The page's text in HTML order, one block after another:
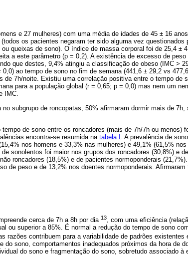
e 27 mulheres) com uma média de idades de 45 ± 16
os pacientes negaram ter sido alguma vez questionados
queixas de sono). O índice de massa corporal foi de 25,4 ±
a este parâmetro (p = 0,2). A existência de excesso de
que destes, 9,4% atingiu a classificação de obeso (IMC >
ao tempo de sono no fim de semana (441,6 ± 29,2 vs
de 7h/noite. Existiu uma correlação positiva entre o tempo de
para a população global (r = 0,65; p = 0,0) mas nem um
IMC.
subgrupo de roncopatas, 50% afirmaram dormir mais de 7h,
de sono entre os roncadores (mais de 7h/7h ou menos)
encontra-se resumida na tabela I . A prevalência de
nos homens e 33,3% nas mulheres) e 49,1% (61,5%
sonolentos foi maior nos grupos dos roncadores (30,8%) e
roncadores (18,5%) e de pacientes normoponderais
de peso e de 13,2% nos doentes normoponderais. Afirmaram
cerca de 7h a 8h por dia 13
, com uma eficiência
ou superior a 85%. É normal a redução do tempo de sono
razões contribuem para a variabilidade de padrões existentes
sono, comportamentos inadequados próximos da hora de
do sono e fragmentação do sono, sobretudo associado à